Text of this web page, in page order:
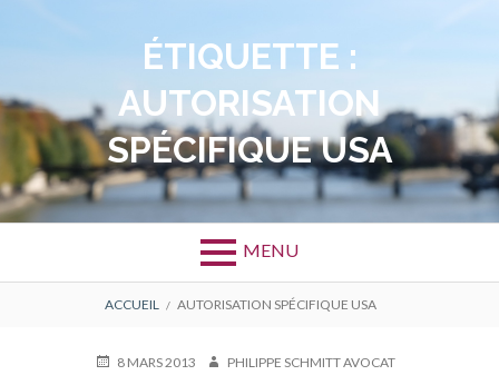
ÉTIQUETTE :
AUTORISATION
SPÉCIFIQUE USA
MENU
D'ARIANE
ACCUEIL AUTORISATION SPÉCIFIQUE USA
PUBLIÉ8 MARS 2013 AUTEURPHILIPPE SCHMITT AVOCAT